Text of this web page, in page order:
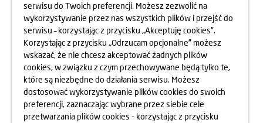
05.05.2025
DZIEŃ OTWARTY OSIEDLA
HARMONIA MOKOTÓW
10.05.2025
dowiedz się więcej
serwisu do Twoich preferencji. Możesz zezwolić na
wykorzystywanie przez nas wszystkich plików i przejść do
serwisu – korzystając z przycisku „Akceptuję cookies”.
Korzystając z przycisku „Odrzucam opcjonalne” możesz
wskazać, że nie chcesz akceptować żadnych plików
cookies, w związku z czym przechowywane będą tylko te,
które są niezbędne do działania serwisu. Możesz
dostosować wykorzystywanie plików cookies do swoich
preferencji, zaznaczając wybrane przez siebie cele
przetwarzania plików cookies - korzystając z przycisku